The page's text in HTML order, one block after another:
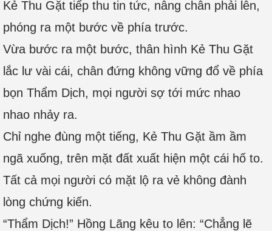
Kẻ Thu Gặt tiếp thu tin tức, nâng chân phải lên,
phóng ra một bước về phía trước.
Vừa bước ra một bước, thân hình Kẻ Thu Gặt
lắc lư vài cái, chân đứng không vững đổ về phía
bọn Thẩm Dịch, mọi người sợ tới mức nhao
nhao nhảy ra.
Chỉ nghe đùng một tiếng, Kẻ Thu Gặt ầm ầm
ngã xuống, trên mặt đất xuất hiện một cái hố to.
Tất cả mọi người có mặt lộ ra vẻ không đành
lòng chứng kiến.
“Thẩm Dịch!” Hồng Lãng kêu to lên: “Chẳng lẽ